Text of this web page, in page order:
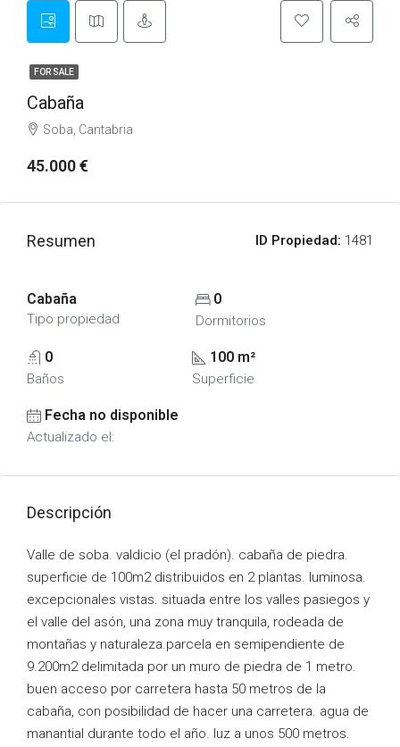
FOR SALE
Cabaña
Soba, Cantabria
45.000 €
Resumen ID Propiedad: 1481
Cabaña
Tipo propiedad
0
Dormitorios
0
Baños
100 m²
Superficie
Fecha no disponible
Actualizado el:
Descripción
Valle de soba. valdicio (el pradón). cabaña de piedra.
superficie de 100m2 distribuidos en 2 plantas. luminosa.
excepcionales vistas. situada entre los valles pasiegos y
el valle del asón, una zona muy tranquila, rodeada de
montañas y naturaleza.parcela en semipendiente de
9.200m2 delimitada por un muro de piedra de 1 metro.
buen acceso por carretera hasta 50 metros de la
cabaña, con posibilidad de hacer una carretera. agua de
manantial durante todo el año. luz a unos 500 metros.